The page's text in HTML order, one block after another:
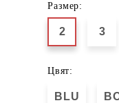
Размер:
2 3
Цвят:
BLU